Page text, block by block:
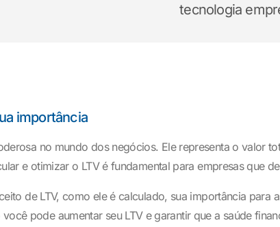
tecnologia
importância
no mundo dos negócios. Ele representa o valor
e otimizar o LTV é fundamental para empresas que
de LTV, como ele é calculado, sua importância
pode aumentar seu LTV e garantir que a saúde